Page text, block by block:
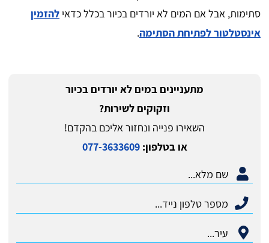
סתימות, אבל אם המים לא יורדים בכיור בכלל כדאי להזמין
אינסטלטור לפתיחת הסתימה.
מתעניינים במים לא יורדים בכיור
וזקוקים לשירות?
השאירו פנייה ונחזור אליכם בהקדם!
או בטלפון:077-3633609